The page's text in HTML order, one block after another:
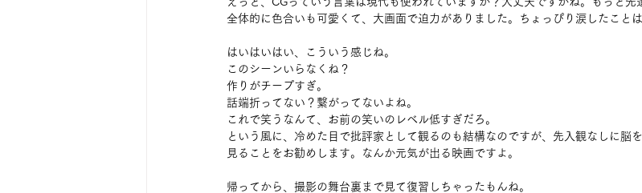
全体的に色合いも可愛くて、大画面で迫力がありました。ちょっぴり涙したこと
はいはいはい、こういう感じね。
このシーンいらなくね？
作りがチープすぎ。
話端折ってない？繋がってないよね。
これで笑うなんて、お前の笑いのレベル低すぎだろ。
という風に、冷めた目で批評家として観るのも結構なのですが、先入観なしに脳
見ることをお勧めします。なんか元気が出る映画ですよ。
帰ってから、撮影の舞台裏まで見て復習しちゃったもんね。